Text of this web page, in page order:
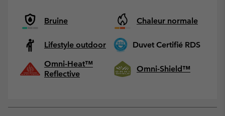
Bruine Chaleur normale
Lifestyle outdoor
Duvet Certifié RDS
Omni-Heat™
Reflective
Omni-Shield™